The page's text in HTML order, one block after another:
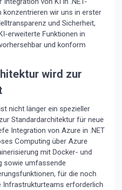
konzentrieren wir uns in erster
und Sicherheit,
erweiterte Funktionen in
und konform
wird zur
nicht länger ein spezieller
Standardarchitektur für neue
Integration von Azure in .NET
Computing über Azure
mit Docker- und
sowie umfassende
für die noch
Infrastrukturteams erforderlich